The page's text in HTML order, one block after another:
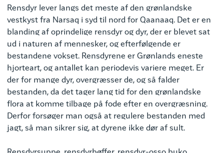
Rensdyr lever langs det meste af den grønlandske
vestkyst fra Narsaq i syd til nord for Qaanaaq. Det er en
blanding af oprindelige rensdyr og dyr, der er blevet sat
ud i naturen af mennesker, og efterfølgende er
bestandene vokset. Rensdyrene er Grønlands eneste
hjorteart, og antallet kan periodevis variere meget. Er
der for mange dyr, overgræsser de, og så falder
bestanden, da det tager lang tid for den grønlandske
flora at komme tilbage på fode efter en overgræsning.
Derfor forsøger man også at regulere bestanden med
jagt, så man sikrer sig, at dyrene ikke dør af sult.